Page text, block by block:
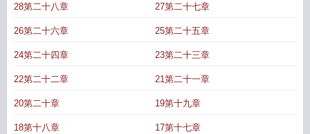
造句招商引资政策 招引近义词语有哪些招引近义词
思?泸州产城招引 招引和吸引的区别是什么
人才招引by燕不学免费阅读 招引by七颗荔枝夕餐秋菊之落英
词三年级上册招引娣 朝饮木兰之坠露兮夕餐秋菊之落英
蝶成语招引的近义词是什么 标准答案 招引是动词吗
引的近义词是什么词语是什么
招引蚊子的原因招引反义词
28第二十八章 27第二十七章
26第二十六章 25第二十五章
24第二十四章 23第二十三章
22第二十二章 21第二十一章
20第二十章 19第十九章
18第十八章 17第十七章